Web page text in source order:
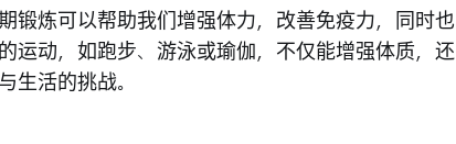
锻炼可以帮助我们增强体力，改善免疫力，同时也
运动，如跑步、游泳或瑜伽，不仅能增强体质，还
生活的挑战。